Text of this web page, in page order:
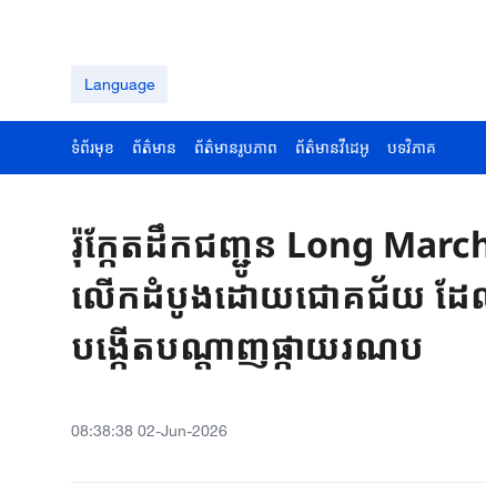
Language
ទំព័រមុខ ព័ត៌មាន ព័ត៌មានរូបភាព ព័ត៌មានវីដេអូ បទវិភាគ
រ៉ុក្កែតដឹកជញ្ជូន Long
លើកដំបូងដោយជោគជ័យ ដែ
បង្កើតបណ្តាញផ្កាយរណប
08:38:38 02-Jun-2026